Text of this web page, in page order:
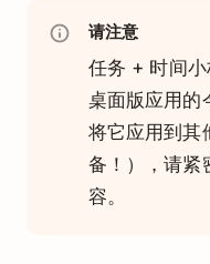
请注意
任务 + 时间
桌面版应用的
将它应用到其
备！），请紧
容。